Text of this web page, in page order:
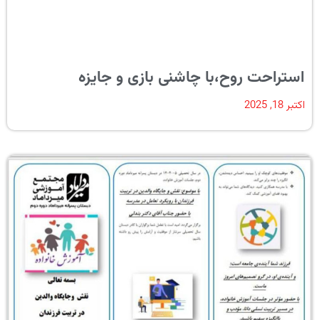
استراحت روح،با چاشنی بازی و جایزه
اکتبر 18, 2025